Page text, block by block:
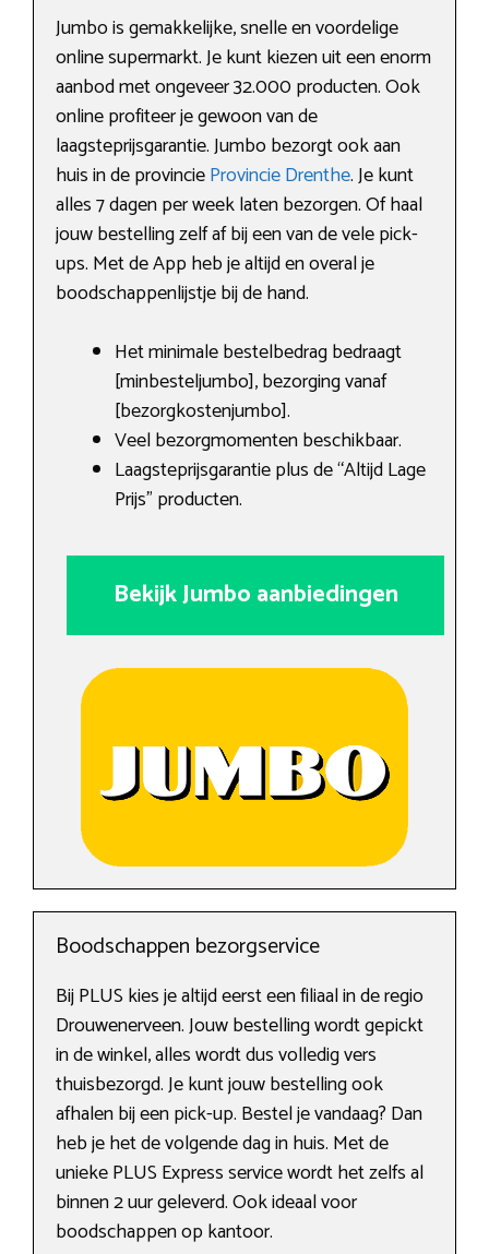
Jumbo is gemakkelijke, snelle en voordelige
online supermarkt. Je kunt kiezen uit een enorm
aanbod met ongeveer 32.000 producten. Ook
online profiteer je gewoon van de
laagsteprijsgarantie. Jumbo bezorgt ook aan
huis in de provincieProvincie Drenthe. Je kunt
alles 7 dagen per week laten bezorgen. Of haal
jouw bestelling zelf af bij een van de vele pick-
ups. Met de App heb je altijd en overal je
boodschappenlijstje bij de hand.
Het minimale bestelbedrag bedraagt
[minbesteljumbo], bezorging vanaf
[bezorgkostenjumbo].
Veel bezorgmomenten beschikbaar.
Laagsteprijsgarantie plus de “Altijd Lage
Prijs” producten.
Bekijk Jumbo aanbiedingen
Boodschappen bezorgservice
Bij PLUS kies je altijd eerst een filiaal in de regio
Drouwenerveen. Jouw bestelling wordt gepickt
in de winkel, alles wordt dus volledig vers
thuisbezorgd. Je kunt jouw bestelling ook
afhalen bij een pick-up. Bestel je vandaag? Dan
heb je het de volgende dag in huis. Met de
unieke PLUS Express service wordt het zelfs al
binnen 2 uur geleverd. Ook ideaal voor
boodschappen op kantoor.